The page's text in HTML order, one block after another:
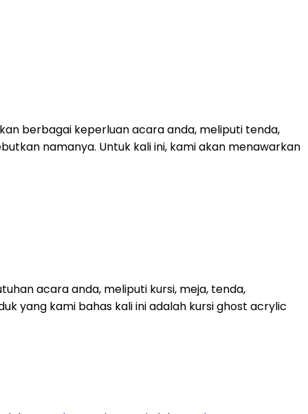
berbagai keperluan acara anda, meliputi tenda,
namanya. Untuk kali ini, kami akan menawarkan
acara anda, meliputi kursi, meja, tenda,
yang kami bahas kali ini adalah kursi ghost acrylic